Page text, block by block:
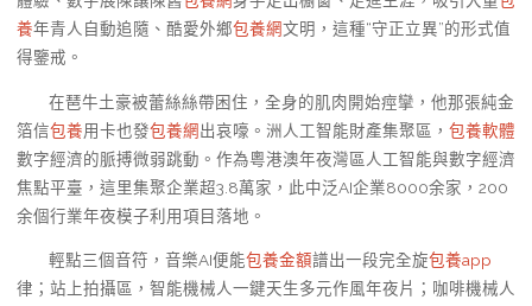
養年青人自動追隨、酷愛外鄉包養網文明，這種“守正立異”的形式值
得鑒戒。
在琶牛土豪被蕾絲絲帶困住，全身的肌肉開始痙攣，他那張純金
箔信包養用卡也發包養網出哀嚎。洲人工智能財產集聚區， 包養軟體
數字經濟的脈搏微弱跳動。作為粵港澳年夜灣區人工智能與數字經濟
焦點平臺，這里集聚企業超3.8萬家，此中泛AI企業8000余家，200
余個行業年夜模子利用項目落地。
輕點三個音符，音樂AI便能包養金額譜出一段完全旋包養app
律；站上拍攝區，智能機械人一鍵天生多元作風年夜片；咖啡機械人